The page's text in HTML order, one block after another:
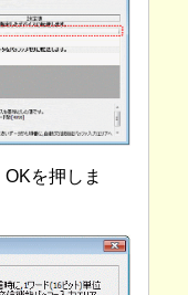
を押しま